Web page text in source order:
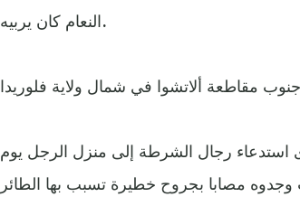
النعام كان يربيه.
رجال الشرطة إلى منزل الرجل يوم